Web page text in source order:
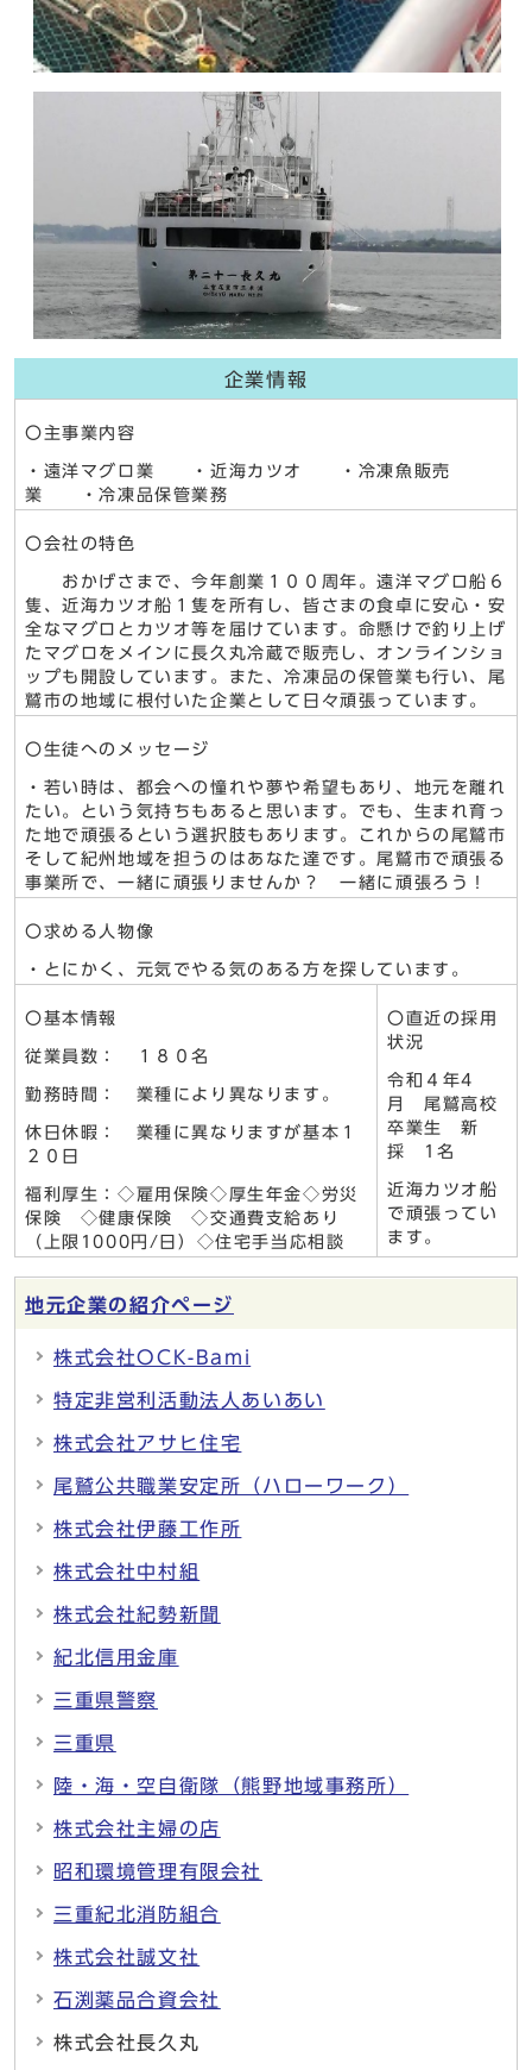
企業情報
〇主事業内容
・遠洋マグロ業 ・近海カツオ ・冷凍魚販売
業 ・冷凍品保管業務
〇会社の特色
おかげさまで、今年創業１００周年。遠洋マグロ船６
隻、近海カツオ船１隻を所有し、皆さまの食卓に安心・安
全なマグロとカツオ等を届けています。命懸けで釣り上げ
たマグロをメインに長久丸冷蔵で販売し、オンラインショ
ップも開設しています。また、冷凍品の保管業も行い、尾
鷲市の地域に根付いた企業として日々頑張っています。
〇生徒へのメッセージ
・若い時は、都会への憧れや夢や希望もあり、地元を離れ
たい。という気持ちもあると思います。でも、生まれ育っ
た地で頑張るという選択肢もあります。これからの尾鷲市
そして紀州地域を担うのはあなた達です。尾鷲市で頑張る
事業所で、一緒に頑張りませんか？ 一緒に頑張ろう！
〇求める人物像
・とにかく、元気でやる気のある方を探しています。
〇基本情報
従業員数： １８０名
勤務時間： 業種により異なります。
休日休暇： 業種に異なりますが基本１
２０日
福利厚生：◇雇用保険◇厚生年金◇労災
保険 ◇健康保険 ◇交通費支給あり
（上限1000円/日）◇住宅手当応相談
〇直近の採用
状況
令和４年4
月 尾鷲高校
卒業生 新
採 1名
近海カツオ船
で頑張ってい
ます。
地元企業の紹介ページ
株式会社OCK-Bami
特定非営利活動法人あいあい
株式会社アサヒ住宅
尾鷲公共職業安定所（ハローワーク）
株式会社伊藤工作所
株式会社中村組
株式会社紀勢新聞
紀北信用金庫
三重県警察
三重県
陸・海・空自衛隊（熊野地域事務所）
株式会社主婦の店
昭和環境管理有限会社
三重紀北消防組合
株式会社誠文社
石渕薬品合資会社
株式会社長久丸